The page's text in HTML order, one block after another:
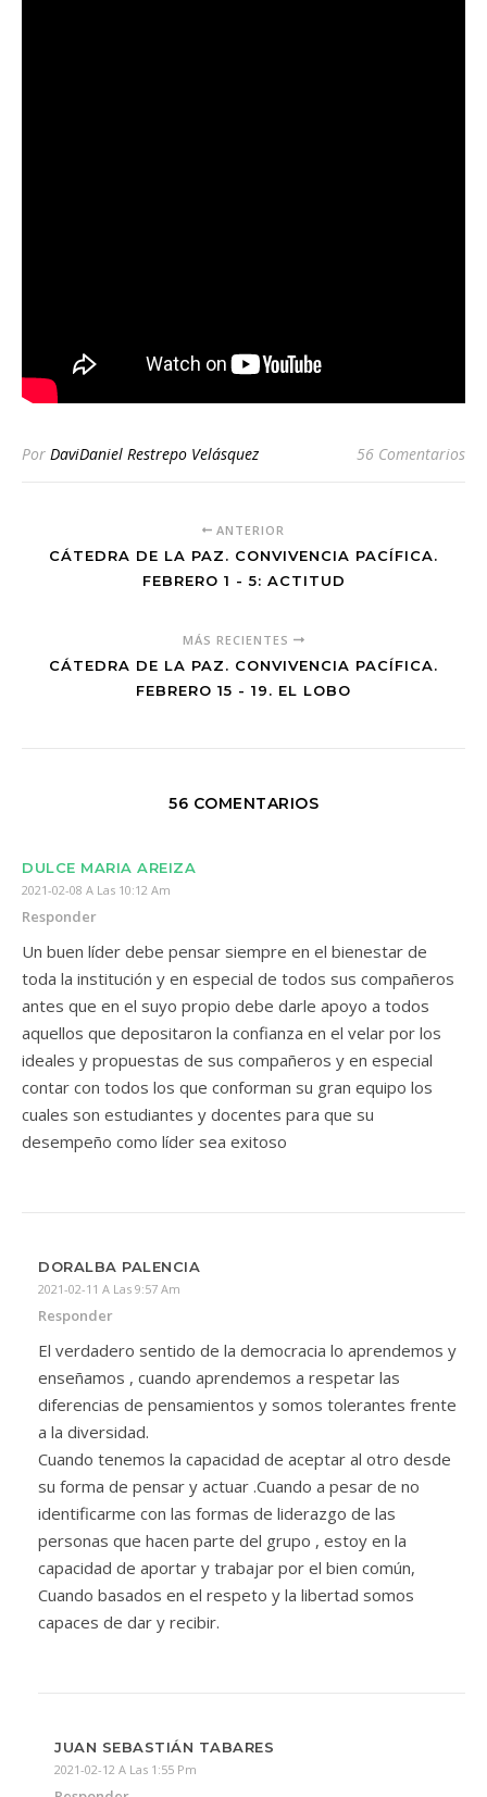
Por DaviDaniel Restrepo Velásquez 56 Comentarios
ANTERIOR
CÁTEDRA DE LA PAZ. CONVIVENCIA PACÍFICA.
FEBRERO 1 - 5: ACTITUD
MÁS RECIENTES
CÁTEDRA DE LA PAZ. CONVIVENCIA PACÍFICA.
FEBRERO 15 - 19. EL LOBO
56 COMENTARIOS
DULCE MARIA AREIZA
2021-02-08 A Las 10:12 Am
Responder
Un buen líder debe pensar siempre en el bienestar de
toda la institución y en especial de todos sus compañeros
antes que en el suyo propio debe darle apoyo a todos
aquellos que depositaron la confianza en el velar por los
ideales y propuestas de sus compañeros y en especial
contar con todos los que conforman su gran equipo los
cuales son estudiantes y docentes para que su
desempeño como líder sea exitoso
DORALBA PALENCIA
2021-02-11 A Las 9:57 Am
Responder
El verdadero sentido de la democracia lo aprendemos y
enseñamos , cuando aprendemos a respetar las
diferencias de pensamientos y somos tolerantes frente
a la diversidad.
Cuando tenemos la capacidad de aceptar al otro desde
su forma de pensar y actuar .Cuando a pesar de no
identificarme con las formas de liderazgo de las
personas que hacen parte del grupo , estoy en la
capacidad de aportar y trabajar por el bien común,
Cuando basados en el respeto y la libertad somos
capaces de dar y recibir.
JUAN SEBASTIÁN TABARES
2021-02-12 A Las 1:55 Pm